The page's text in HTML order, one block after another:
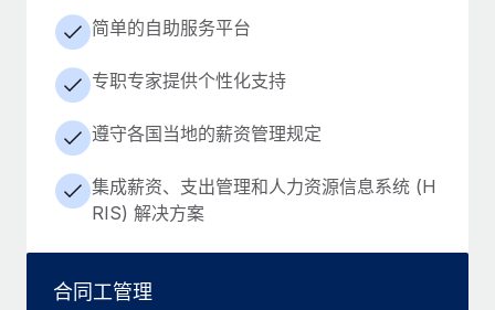
简单的自助服务平台
专职专家提供个性化支持
遵守各国当地的薪资管理规定
集成薪资、支出管理和人力资源信息系统 (H
RIS) 解决方案
合同工管理